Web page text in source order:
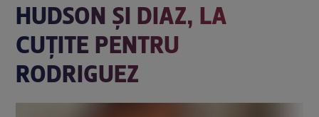
HUDSON ŞI DIAZ, LA
CUŢITE PENTRU
RODRIGUEZ